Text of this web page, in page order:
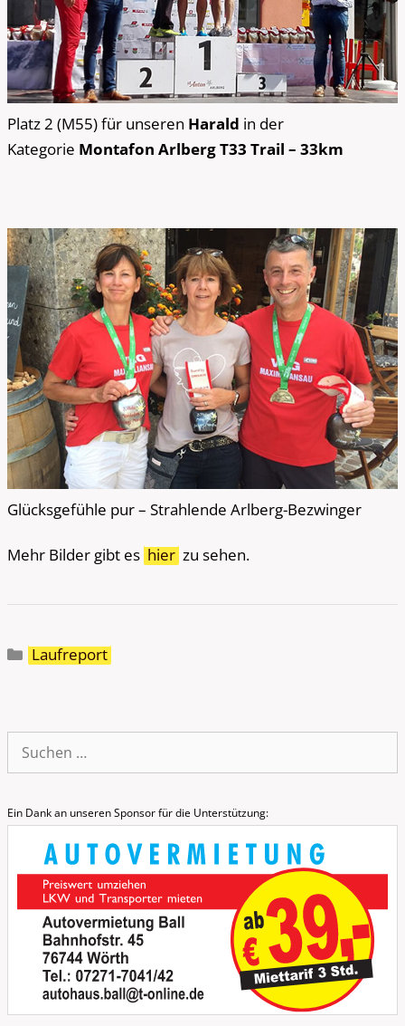
Platz 2 (M55) für unseren Harald in der
Kategorie Montafon Arlberg T33 Trail – 33km
Glücksgefühle pur – Strahlende Arlberg-Bezwinger
Mehr Bilder gibt es hier zu sehen.
Kategorien
Laufreport
Suche
nach:
Ein Dank an unseren Sponsor für die Unterstützung: